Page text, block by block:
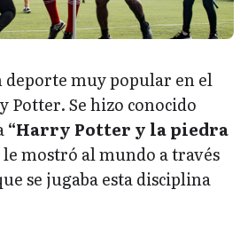
deporte muy popular en el
Se hizo conocido
“Harry Potter y la piedra
le mostró al mundo a través
se jugaba esta disciplina